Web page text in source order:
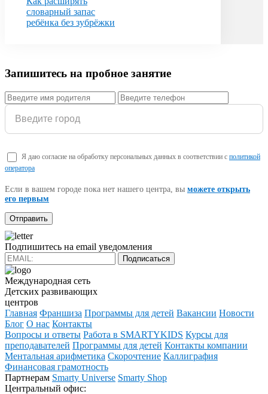
словарный запас
ребёнка без зубрёжки
Запишитесь на пробное занятие
Я даю согласие на обработку персональных данных в соответствии с политикой
оператора
Если в вашем городе пока нет нашего центра, вы можете открыть
его первым
Подпишитесь на email уведомления
Подписаться
Международная сеть
Детских развивающих
центров
Главная Франшиза Программы для детей Вакансии Новости
Блог О нас Контакты
Вопросы и ответы Работа в SMARTYKIDS Курсы для
преподавателей Программы для детей Контакты компании
Ментальная арифметика Скорочтение Каллиграфия
Финансовая грамотность
Партнерам Smarty Universe Smarty Shop
Центральный офис: